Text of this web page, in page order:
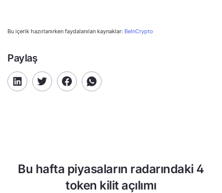
Bu içerik hazırlanırken faydalanılan kaynaklar: BeInCrypto
Paylaş
Bu hafta piyasaların radarındaki 4
token kilit açılımı